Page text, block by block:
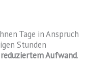
Tage in Anspruch
Stunden
reduziertem Aufwand.